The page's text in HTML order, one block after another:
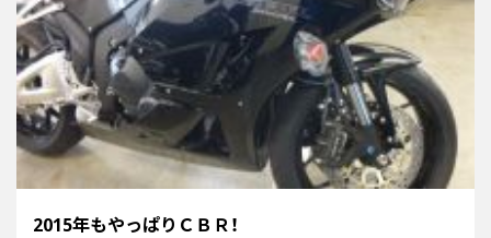
2015年もやっぱりＣＢＲ！